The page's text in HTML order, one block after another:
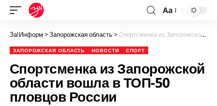
Aa
За!Информ >Запорожская область> Спортсменка из Запорожской области вошла в ТОП-50 пловцов России
ЗАПОРОЖСКАЯ ОБЛАСТЬ НОВОСТИ СПОРТ
Спортсменка из Запорожской
области вошла в ТОП-50
пловцов России